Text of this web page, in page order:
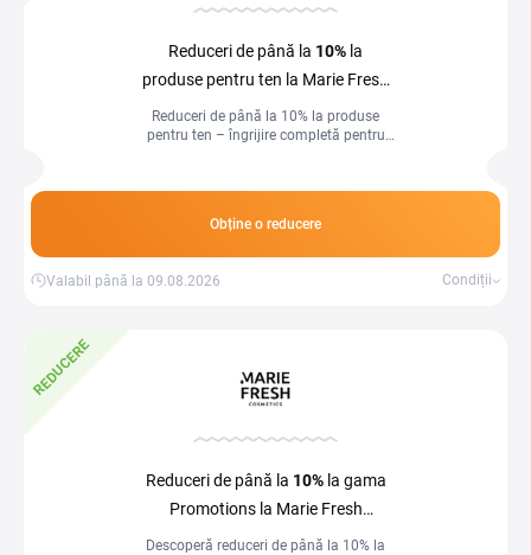
Reduceri de până la 10% la
produse pentru ten la Marie Fresh
Cosmetics
Reduceri de până la 10% la produse
pentru ten – îngrijire completă pentru
Obține o reducere
Valabil până la 09.08.2026 Condiții
REDUCERE
Reduceri de până la 10%la gama
Promotions la Marie Fresh
Cosmetics
Descoperă reduceri de până la 10% la